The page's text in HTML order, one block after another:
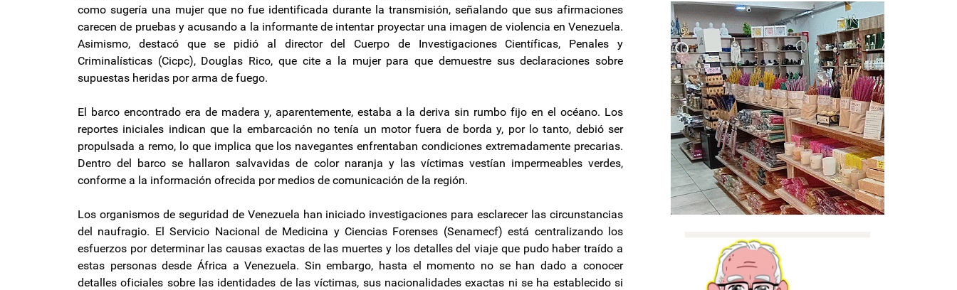
como sugería una mujer que no fue identificada durante la transmisión, señalando que sus afirmaciones
carecen de pruebas y acusando a la informante de intentar proyectar una imagen de violencia en Venezuela.
Asimismo, destacó que se pidió al director del Cuerpo de Investigaciones Científicas, Penales y
Criminalísticas (Cicpc), Douglas Rico, que cite a la mujer para que demuestre sus declaraciones sobre
supuestas heridas por arma de fuego.
El barco encontrado era de madera y, aparentemente, estaba a la deriva sin rumbo fijo en el océano. Los
reportes iniciales indican que la embarcación no tenía un motor fuera de borda y, por lo tanto, debió ser
propulsada a remo, lo que implica que los navegantes enfrentaban condiciones extremadamente precarias.
Dentro del barco se hallaron salvavidas de color naranja y las víctimas vestían impermeables verdes,
conforme a la información ofrecida por medios de comunicación de la región.
Los organismos de seguridad de Venezuela han iniciado investigaciones para esclarecer las circunstancias
del naufragio. El Servicio Nacional de Medicina y Ciencias Forenses (Senamecf) está centralizando los
esfuerzos por determinar las causas exactas de las muertes y los detalles del viaje que pudo haber traído a
estas personas desde África a Venezuela. Sin embargo, hasta el momento no se han dado a conocer
detalles oficiales sobre las identidades de las víctimas, sus nacionalidades exactas ni se ha establecido si